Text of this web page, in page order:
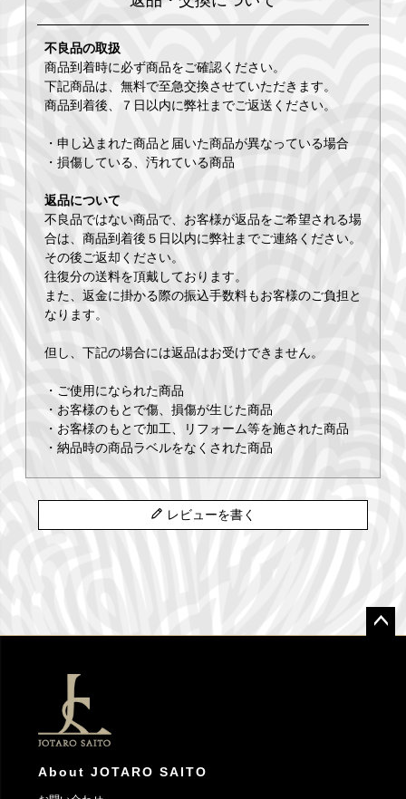
不良品の取扱
商品到着時に必ず商品をご確認ください。
下記商品は、無料で至急交換させていただきます。
商品到着後、７日以内に弊社までご返送ください。
・申し込まれた商品と届いた商品が異なっている場合
・損傷している、汚れている商品
返品について
不良品ではない商品で、お客様が返品をご希望される場
合は、商品到着後５日以内に弊社までご連絡ください。
その後ご返却ください。
往復分の送料を頂戴しております。
また、返金に掛かる際の振込手数料もお客様のご負担と
なります。
但し、下記の場合には返品はお受けできません。
・ご使用になられた商品
・お客様のもとで傷、損傷が生じた商品
・お客様のもとで加工、リフォーム等を施された商品
・納品時の商品ラベルをなくされた商品
レビューを書く
About JOTARO SAITO